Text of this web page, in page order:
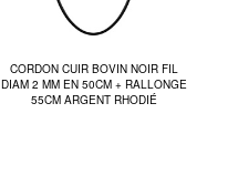
CORDON CUIR BOVIN NOIR FIL
DIAM 2 MM EN 50CM + RALLONGE
55CM ARGENT RHODIÉ